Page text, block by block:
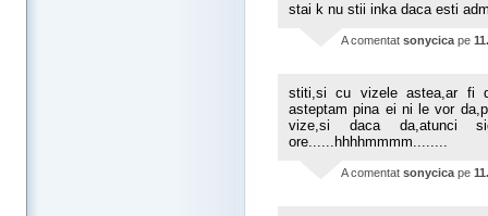
stai k nu stii inka daca esti
A comentat sonycica pe
stiti,si cu vizele astea,ar fi
asteptam pina ei ni le vor
vize,si daca
ore......hhhhmmmm........
A comentat sonycica pe